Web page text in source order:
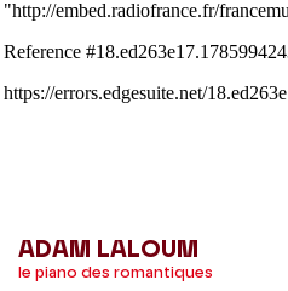
ADAM LALOUM
le piano des romantiques